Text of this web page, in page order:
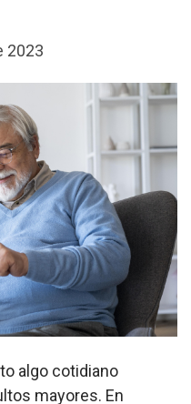
2023
algo cotidiano
mayores. En